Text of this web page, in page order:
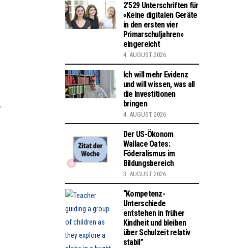
2’529 Unterschriften für
«Keine digitalen Geräte
in den ersten vier
Primarschuljahren»
eingereicht
4. AUGUST 2026
Ich will mehr Evidenz
und will wissen, was all
die Investitionen
bringen
4. AUGUST 2026
Der US-Ökonom
Wallace Oates:
Föderalismus im
Bildungsbereich
3. AUGUST 2026
“Kompetenz-
Unterschiede
entstehen in früher
Kindheit und bleiben
über Schulzeit relativ
stabil”